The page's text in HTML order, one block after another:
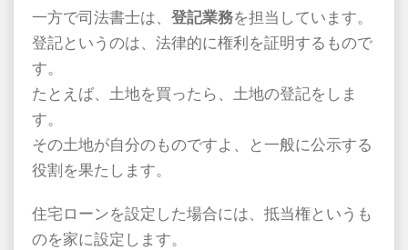
一方で司法書士は、 登記業務を担当しています。
登記というのは、法律的に権利を証明するもので
す。
たとえば、土地を買ったら、土地の登記をしま
す。
その土地が自分のものですよ、と一般に公示する
役割を果たします。
住宅ローンを設定した場合には、抵当権というも
のを家に設定します。